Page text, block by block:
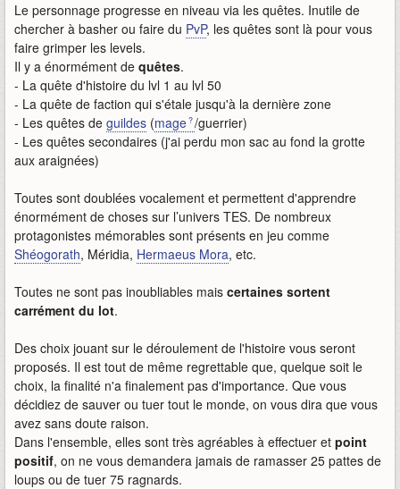
Le personnage progresse en niveau via les quêtes. Inutile de
chercher à basher ou faire du PvP, les quêtes sont là pour vous
faire grimper les levels.
Il y a énormément de quêtes.
- La quête d'histoire du lvl 1 au lvl 50
- La quête de faction qui s'étale jusqu'à la dernière zone
- Les quêtes de guildes (mage /guerrier)
- Les quêtes secondaires (j'ai perdu mon sac au fond la grotte
aux araignées)
Toutes sont doublées vocalement et permettent d'apprendre
énormément de choses sur l’univers TES. De nombreux
protagonistes mémorables sont présents en jeu comme
Shéogorath, Méridia, Hermaeus Mora, etc.
Toutes ne sont pas inoubliables mais certaines sortent
carrément du lot.
Des choix jouant sur le déroulement de l'histoire vous seront
proposés. Il est tout de même regrettable que, quelque soit le
choix, la finalité n'a finalement pas d'importance. Que vous
décidiez de sauver ou tuer tout le monde, on vous dira que vous
avez sans doute raison.
Dans l'ensemble, elles sont très agréables à effectuer et point
positif, on ne vous demandera jamais de ramasser 25 pattes de
loups ou de tuer 75 ragnards.